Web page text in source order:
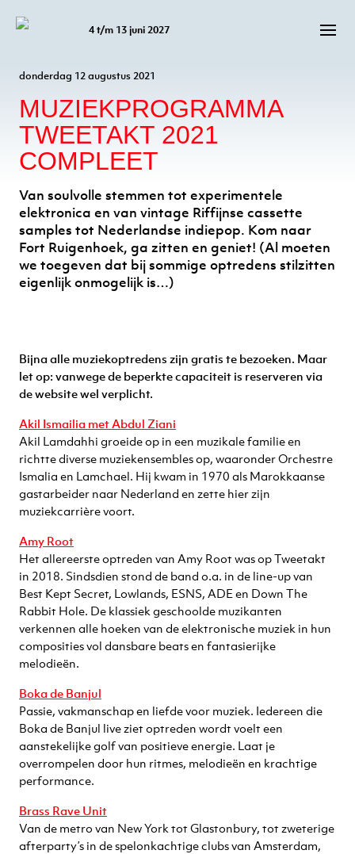
4 t/m 13 juni 2027
TERUG NAAR HET NIEUWSOVERZICHT
donderdag 12 augustus 2021
MUZIEKPROGRAMMA
TWEETAKT 2021
COMPLEET
Van soulvolle stemmen tot experimentele
elektronica en van vintage Riffijnse cassette
samples tot Nederlandse indiepop. Kom naar
Fort Ruigenhoek, ga zitten en geniet! (Al moeten
we toegeven dat bij sommige optredens stilzitten
eigenlijk onmogelijk is…)
Bijna alle muziekoptredens zijn gratis te bezoeken. Maar
let op: vanwege de beperkte capaciteit is reserveren via
de website wel verplicht.
Akil Ismailia met Abdul Ziani
Akil Lamdahhi groeide op in een muzikale familie en
richtte diverse muziekensembles op, waaronder Orchestre
Ismalia en Lamchael. Hij kwam in 1970 als Marokkaanse
gastarbeider naar Nederland en zette hier zijn
muziekcarrière voort.
Amy Root
Het allereerste optreden van Amy Root was op Tweetakt
in 2018. Sindsdien stond de band o.a. in de line-up van
Best Kept Secret, Lowlands, ESNS, ADE en Down The
Rabbit Hole. De klassiek geschoolde muzikanten
verkennen alle hoeken van de elektronische muziek in hun
composities vol dansbare beats en fantasierijke
melodieën.
Boka de Banjul
Passie, vakmanschap en liefde voor muziek. Iedereen die
Boka de Banjul live ziet optreden wordt voelt een
aanstekelijke golf van positieve energie. Laat je
overrompelen door hun ritmes, melodieën en krachtige
performance.
Brass Rave Unit
Van de metro van New York tot Glastonbury, tot zweterige
afterparty’s in de spelonkachtige clubs van Amsterdam,